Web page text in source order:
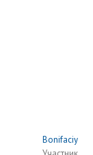
Bonifaciy